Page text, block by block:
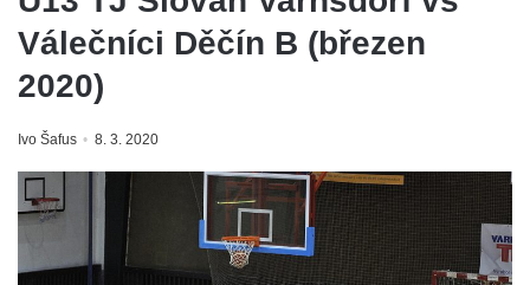
Válečníci Děčín B (březen
2020)
Ivo Šafus 8. 3. 2020